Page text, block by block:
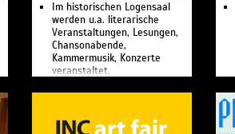
Im historischen Logensaal
werden u.a. literarische
Veranstaltungen, Lesungen,
Chansonabende,
Kammermusik, Konzerte
veranstaltet.